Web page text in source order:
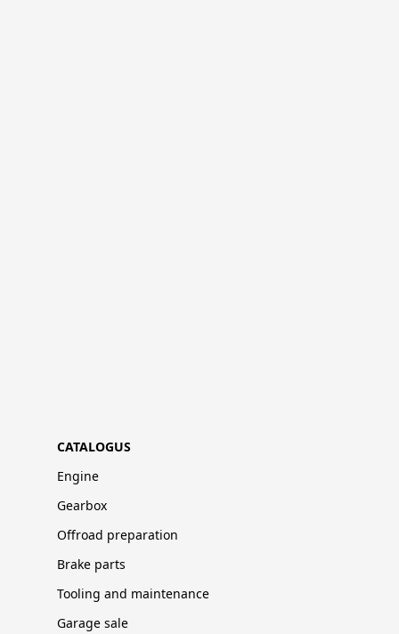
CATALOGUS
Engine
Gearbox
Offroad preparation
Brake parts
Tooling and maintenance
Garage sale